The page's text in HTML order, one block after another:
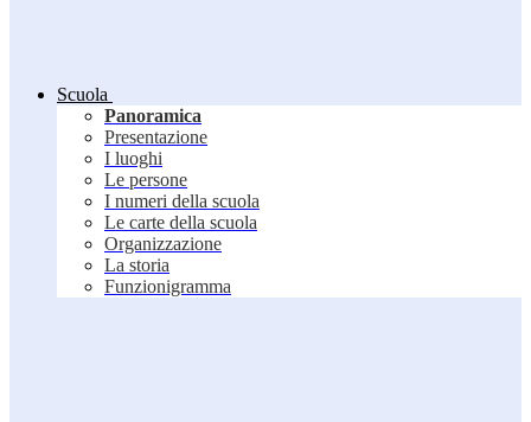
Scuola
Panoramica
Presentazione
I luoghi
Le persone
I numeri della scuola
Le carte della scuola
Organizzazione
La storia
Funzionigramma